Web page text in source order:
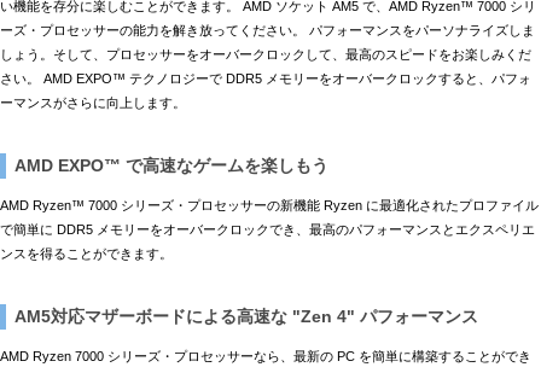
い機能を存分に楽しむことができます。 AMD ソケット AM5 で、AMD Ryzen™ 7000 シリ
ーズ・プロセッサーの能力を解き放ってください。 パフォーマンスをパーソナライズしま
しょう。そして、プロセッサーをオーバークロックして、最高のスピードをお楽しみくだ
さい。 AMD EXPO™ テクノロジーで DDR5 メモリーをオーバークロックすると、パフォ
ーマンスがさらに向上します。
AMD EXPO™ で高速なゲームを楽しもう
AMD Ryzen™ 7000 シリーズ・プロセッサーの新機能 Ryzen に最適化されたプロファイル
で簡単に DDR5 メモリーをオーバークロックでき、最高のパフォーマンスとエクスペリエ
ンスを得ることができます。
AM5対応マザーボードによる高速な "Zen 4" パフォーマンス
AMD Ryzen 7000 シリーズ・プロセッサーなら、最新の PC を簡単に構築することができ